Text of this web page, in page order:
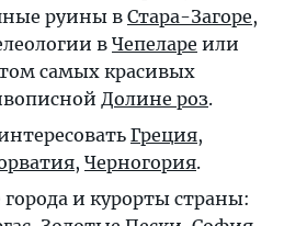
руины в Стара-Загоре,
вЧепеларе или
самых красивых
Долине роз.
Греция,
, Черногория.
и курорты страны: